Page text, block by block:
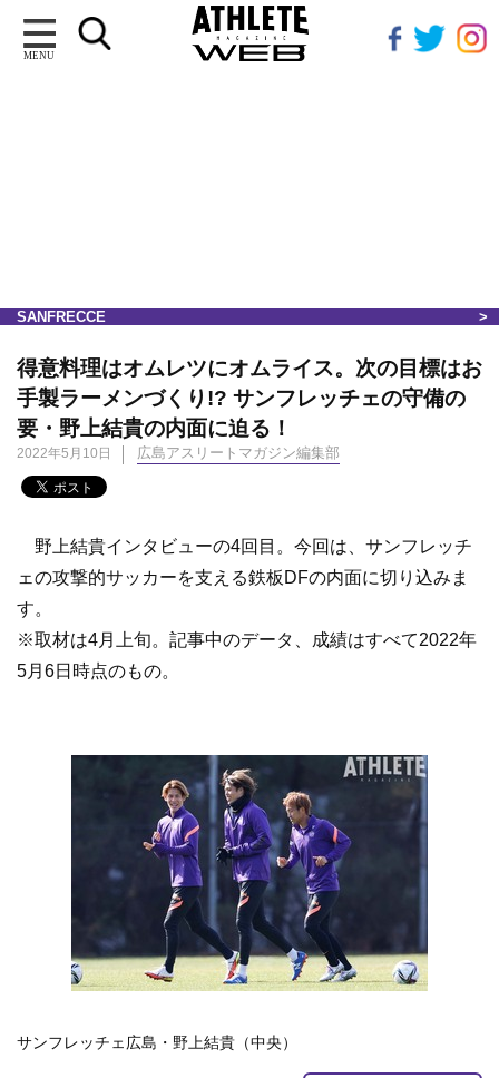
MENU
SANFRECCE
得意料理はオムレツにオムライス。次の目標はお
手製ラーメンづくり!? サンフレッチェの守備の
要・野上結貴の内面に迫る！
2022年5月10日 広島アスリートマガジン編集部
野上結貴インタビューの4回目。今回は、サンフレッチ
ェの攻撃的サッカーを支える鉄板DFの内面に切り込みま
す。
※取材は4月上旬。記事中のデータ、成績はすべて2022年
5月6日時点のもの。
サンフレッチェ広島・野上結貴（中央）